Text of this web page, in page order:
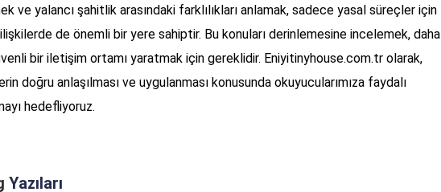
ve yalancı şahitlik arasındaki farklılıkları anlamak, sadece yasal süreçler için
de önemli bir yere sahiptir. Bu konuları derinlemesine incelemek, daha
bir iletişim ortamı yaratmak için gereklidir. Eniyitinyhouse.com.tr olarak,
doğru anlaşılması ve uygulanması konusunda okuyucularımıza faydalı
hedefliyoruz.
Yazıları